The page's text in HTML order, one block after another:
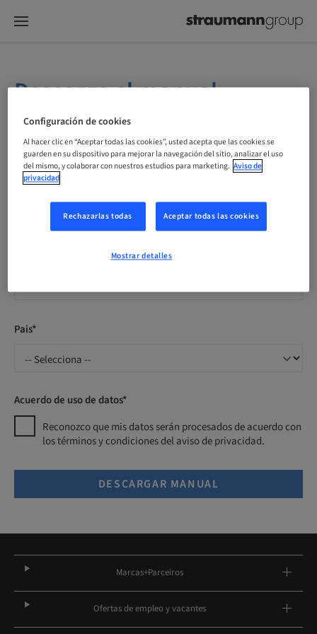
Descarga el manual
llenando la siguiente
información.
Nombre Completo*
Pais*
Acuerdo de uso de datos*
Reconozco que mis datos serán procesados ​​de acuerdo con
los términos y condiciones del aviso de privacidad.
DESCARGAR MANUAL
Marcas+Parceiros
Ofertas de empleo y vacantes
Configuración de cookies
Al hacer clic en “Aceptar todas las cookies”, usted acepta que las cookies se
guarden en su dispositivo para mejorar la navegación del sitio, analizar el uso
del mismo, y colaborar con nuestros estudios para marketing. Aviso de
privacidad
Rechazarlas todas Aceptar todas las cookies
Mostrar detalles